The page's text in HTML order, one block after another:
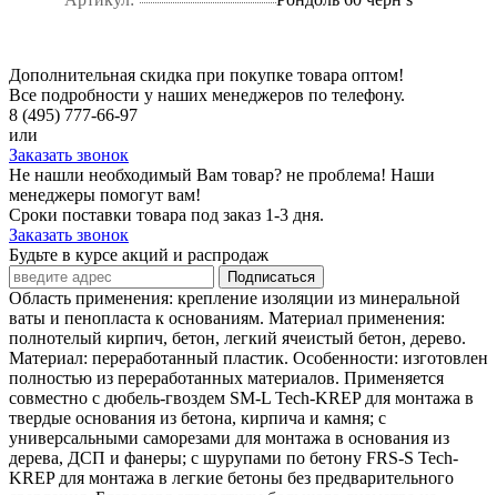
Дополнительная скидка при покупке товара оптом!
Все подробности у наших менеджеров по телефону.
8 (495) 777-66-97
или
Заказать звонок
Не нашли необходимый Вам товар? не проблема! Наши
менеджеры помогут вам!
Сроки поставки товара под заказ 1-3 дня.
Заказать звонок
Будьте в курсе акций и распродаж
Подписаться
Область применения: крепление изоляции из минеральной
ваты и пенопласта к основаниям. Материал применения:
полнотелый кирпич, бетон, легкий ячеистый бетон, дерево.
Материал: переработанный пластик. Особенности: изготовлен
полностью из переработанных материалов. Применяется
совместно с дюбель-гвоздем SM-L Tech-KREP для монтажа в
твердые основания из бетона, кирпича и камня; с
универсальными саморезами для монтажа в основания из
дерева, ДСП и фанеры; с шурупами по бетону FRS-S Tech-
KREP для монтажа в легкие бетоны без предварительного